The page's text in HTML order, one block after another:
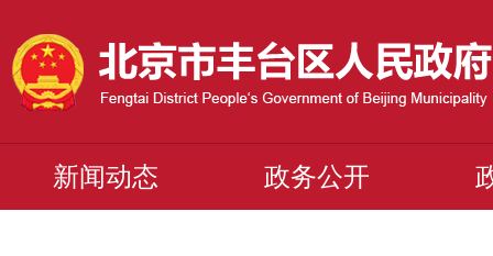
新闻动态 政务公开